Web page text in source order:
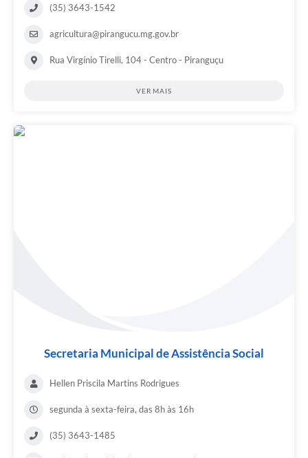
(35) 3643-1542
agricultura@pirangucu.mg.gov.br
Rua Virgínio Tirelli, 104 - Centro - Piranguçu
VER MAIS
Secretaria Municipal de Assistência Social
Hellen Priscila Martins Rodrigues
segunda à sexta-feira, das 8h às 16h
(35) 3643-1485